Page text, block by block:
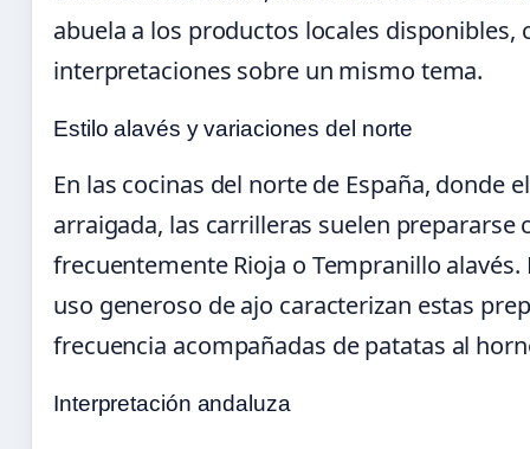
abuela a los productos locales disponibles,
interpretaciones sobre un mismo tema.
Estilo alavés y variaciones del norte
En las cocinas del norte de España, donde
arraigada, las carrilleras suelen prepararse
frecuentemente Rioja o Tempranillo
uso generoso de ajo caracterizan estas
frecuencia acompañadas de patatas al
Interpretación andaluza